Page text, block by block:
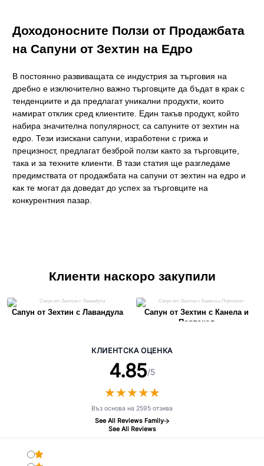
Доходоносните Ползи от Продажбата
на Сапуни от Зехтин на Едро
В постоянно развиващата се индустрия за търговия на
дребно е изключително важно търговците да бъдат в крак с
тенденциите и да предлагат уникални продукти, които
намират отклик сред клиентите. Един такъв продукт, който
набира значителна популярност, са сапуните от зехтин на
едро. Тези изискани сапуни, изработени с грижа и
прецизност, предлагат безброй ползи както за търговците,
така и за техните клиенти. В тази статия ще разгледаме
предимствата от продажбата на сапуни от зехтин на едро и
как те могат да доведат до успех за търговците на
конкурентния пазар.
Клиенти наскоро закупили
Сапун от Зехтин с Лавандула
Сапун от Зехтин с Канела и
Портокал
КЛИЕНТСКА ОЦЕНКА
4.85/5
★★★★★
★★★★★
Въз основа на 2595 отзива
See All Reviews Family
See All Reviews